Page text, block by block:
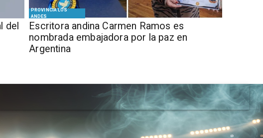
del
PROVINCIA LOS
ANDES
Escritora andina Carmen Ramos es
nombrada embajadora por la paz en
Argentina